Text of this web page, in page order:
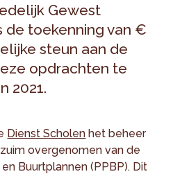
Gewest
de toekenning van €
steun aan de
opdrachten te
2021.
Dienst Scholen het beheer
overgenomen van de
Buurtplannen (PPBP). Dit